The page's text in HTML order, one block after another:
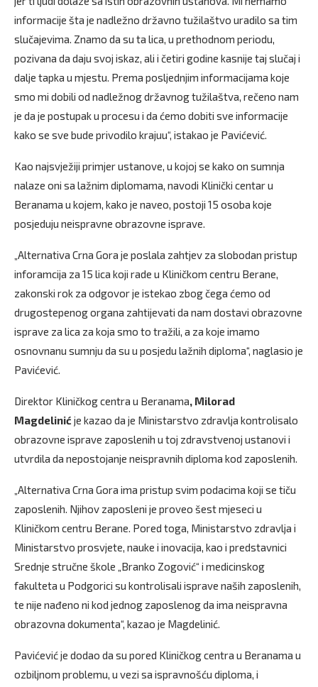
informacije šta je nadležno državno tužilaštvo uradilo sa tim
slučajevima. Znamo da su ta lica, u prethodnom periodu,
pozivana da daju svoj iskaz, ali i četiri godine kasnije taj slučaj i
dalje tapka u mjestu. Prema posljednjim informacijama koje
smo mi dobili od nadležnog državnog tužilaštva, rečeno nam
je da je postupak u procesu i da ćemo dobiti sve informacije
kako se sve bude privodilo krajuu“, istakao je Pavićević.
Kao najsvježiji primjer ustanove, u kojoj se kako on sumnja
nalaze oni sa lažnim diplomama, navodi Klinički centar u
Beranama u kojem, kako je naveo, postoji 15 osoba koje
posjeduju neispravne obrazovne isprave.
„Alternativa Crna Gora je poslala zahtjev za slobodan pristup
inforamcija za 15 lica koji rade u Kliničkom centru Berane,
zakonski rok za odgovor je istekao zbog čega ćemo od
drugostepenog organa zahtijevati da nam dostavi obrazovne
isprave za lica za koja smo to tražili, a za koje imamo
osnovnanu sumnju da su u posjedu lažnih diploma“, naglasio je
Pavićević.
Direktor Kliničkog centra u Beranama, Milorad
Magdelinić je kazao da je Ministarstvo zdravlja kontrolisalo
obrazovne isprave zaposlenih u toj zdravstvenoj ustanovi i
utvrdila da nepostojanje neispravnih diploma kod zaposlenih.
„Alternativa Crna Gora ima pristup svim podacima koji se tiču
zaposlenih. Njihov zaposleni je proveo šest mjeseci u
Kliničkom centru Berane. Pored toga, Ministarstvo zdravlja i
Ministarstvo prosvjete, nauke i inovacija, kao i predstavnici
Srednje stručne škole „Branko Zogović“ i medicinskog
fakulteta u Podgorici su kontrolisali isprave naših zaposlenih,
te nije nađeno ni kod jednog zaposlenog da ima neispravna
obrazovna dokumenta“, kazao je Magdelinić.
Pavićević je dodao da su pored Kliničkog centra u Beranama u
ozbiljnom problemu, u vezi sa ispravnošću diploma, i